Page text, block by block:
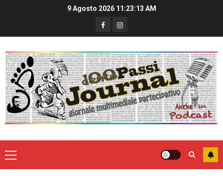
9 Agosto 2026 11:23:14 AM